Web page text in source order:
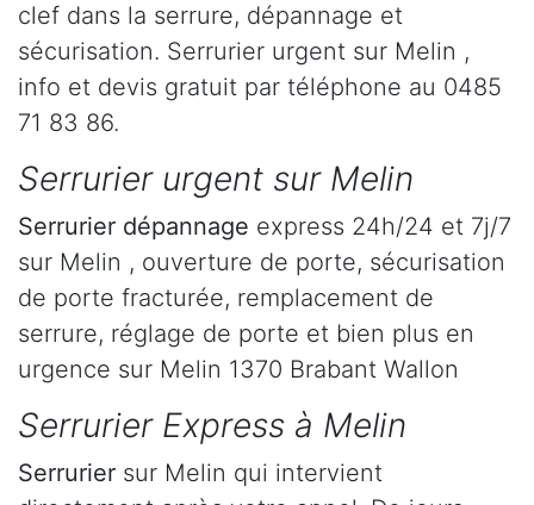
clef dans la serrure, dépannage et
sécurisation. Serrurier urgent sur Melin ,
info et devis gratuit par téléphone au 0485
71 83 86.
Serrurier urgent sur Melin
Serrurier dépannage express 24h/24 et 7j/7
sur Melin , ouverture de porte, sécurisation
de porte fracturée, remplacement de
serrure, réglage de porte et bien plus en
urgence sur Melin 1370 Brabant Wallon
Serrurier Express à Melin
Serrurier sur Melin qui intervient